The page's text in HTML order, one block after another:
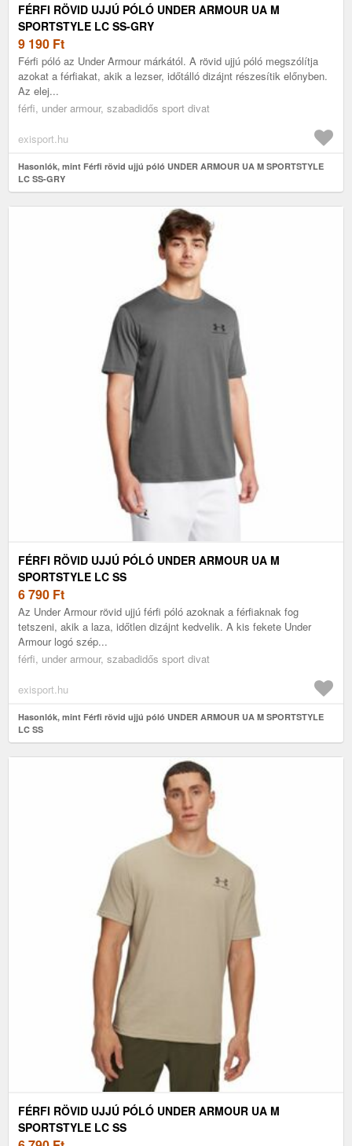
FÉRFI RÖVID UJJÚ PÓLÓ UNDER ARMOUR UA M
SPORTSTYLE LC SS-GRY
9 190 Ft
Férfi póló az Under Armour márkától. A rövid ujjú póló megszólítja
azokat a férfiakat, akik a lezser, időtálló dizájnt részesítik előnyben.
Az elej...
férfi, under armour, szabadidős sport divat
exisport.hu
Hasonlók, mint Férfi rövid ujjú póló UNDER ARMOUR UA M SPORTSTYLE
LC SS-GRY
FÉRFI RÖVID UJJÚ PÓLÓ UNDER ARMOUR UA M
SPORTSTYLE LC SS
6 790 Ft
Az Under Armour rövid ujjú férfi póló azoknak a férfiaknak fog
tetszeni, akik a laza, időtlen dizájnt kedvelik. A kis fekete Under
Armour logó szép...
férfi, under armour, szabadidős sport divat
exisport.hu
Hasonlók, mint Férfi rövid ujjú póló UNDER ARMOUR UA M SPORTSTYLE
LC SS
FÉRFI RÖVID UJJÚ PÓLÓ UNDER ARMOUR UA M
SPORTSTYLE LC SS